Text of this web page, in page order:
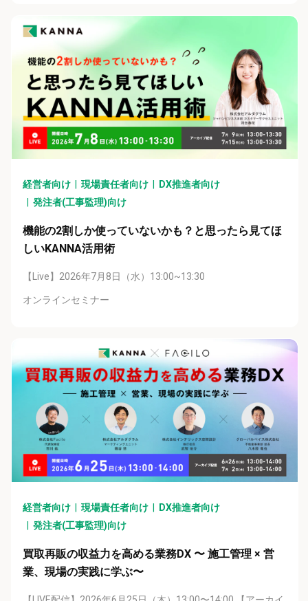
経営者向け 現場責任者向け
DX推進者向け
発注者(工事監理)向け
機能の2割しか使っていないかも？と思ったら見てほ
しいKANNA活用術
【Live】2026年7月8日（水）13:00~13:30
オンラインセミナー
経営者向け 現場責任者向け
DX推進者向け
発注者(工事監理)向け
買取再販の収益力を高める業務DX 〜 施工管理 × 営
業、現場の実践に学ぶ〜